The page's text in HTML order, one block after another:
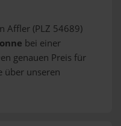
Affler (PLZ 54689)
bei einer
genauen Preis für
über unseren